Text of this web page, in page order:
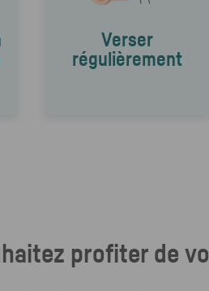
Verser
régulièrement
profiter de